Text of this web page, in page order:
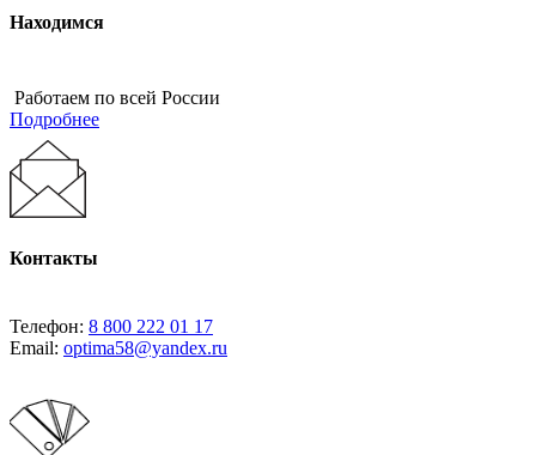
Находимся
Работаем по всей России
Подробнее
Контакты
Телефон: 8 800 222 01 17
Email: optima58@yandex.ru